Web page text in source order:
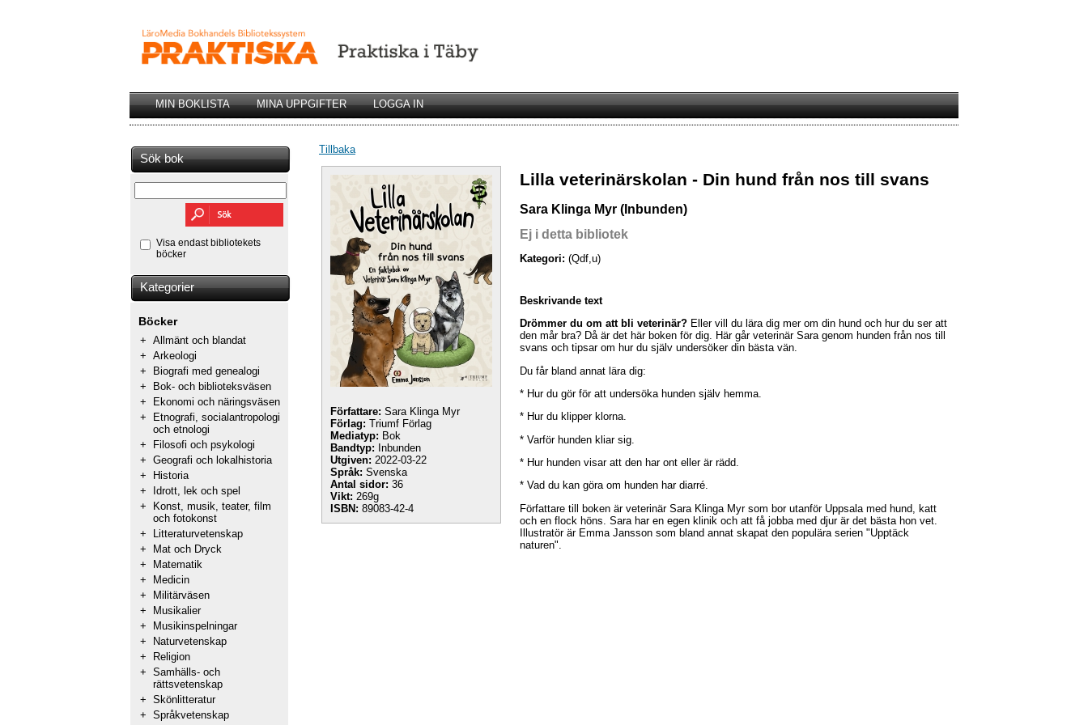
MIN BOKLISTA MINA UPPGIFTER LOGGA IN
Sök bok
Visa endast bibliotekets
böcker
Kategorier
Böcker
+ Allmänt och blandat
+ Arkeologi
+
Biografi med genealogi
+
Bok- och biblioteksväsen
+
Ekonomi och näringsväsen
+
Etnografi, socialantropologi
och etnologi
+
Filosofi och psykologi
+ Geografi och lokalhistoria
+
Historia
+
Idrott, lek och spel
+
Konst, musik, teater, film
och fotokonst
+
Litteraturvetenskap
+
Mat och Dryck
+
Matematik
+
Medicin
+
Militärväsen
+
Musikalier
+
Musikinspelningar
+
Naturvetenskap
+
Religion
+ Samhälls- och
rättsvetenskap
+ Skönlitteratur
+ Språkvetenskap
Tillbaka
Författare: Sara Klinga Myr
Förlag: Triumf Förlag
Mediatyp: Bok
Bandtyp: Inbunden
Utgiven: 2022-03-22
Språk: Svenska
Antal sidor: 36
Vikt: 269g
ISBN: 89083-42-4
Lilla veterinärskolan - Din hund från nos till svans
Sara Klinga Myr (Inbunden)
Ej i detta bibliotek
Kategori: (Qdf,u)
Beskrivande text
Drömmer du om att bli veterinär? Eller vill du lära dig mer om din hund och hur du ser att
den mår bra? Då är det här boken för dig. Här går veterinär Sara genom hunden från nos till
svans och tipsar om hur du själv undersöker din bästa vän.
Du får bland annat lära dig:
* Hur du gör för att undersöka hunden själv hemma.
* Hur du klipper klorna.
* Varför hunden kliar sig.
* Hur hunden visar att den har ont eller är rädd.
* Vad du kan göra om hunden har diarré.
Författare till boken är veterinär Sara Klinga Myr som bor utanför Uppsala med hund, katt
och en flock höns. Sara har en egen klinik och att få jobba med djur är det bästa hon vet.
Illustratör är Emma Jansson som bland annat skapat den populära serien "Upptäck
naturen".